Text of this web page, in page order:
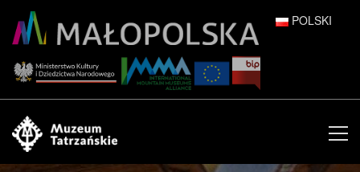
POLSKI
ENGLISH
ESPAÑOL